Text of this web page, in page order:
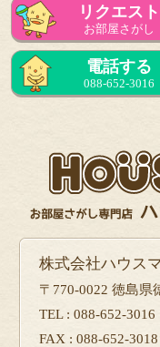
リクエスト
お部屋さがし
電話する
088-652-3016
株式会社ハウス
〒770-0022 徳島県
TEL : 088-652-3016
FAX : 088-652-3018